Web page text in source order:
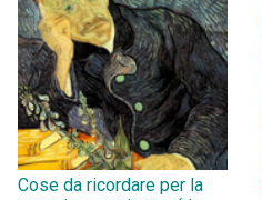
Cose da ricordare per la